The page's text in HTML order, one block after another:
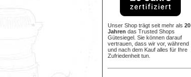
Unser Shop trägt seit mehr als 20
Jahren das Trusted Shops
Gütesiegel. Sie können darauf
vertrauen, dass wir vor, während
und nach dem Kauf alles für Ihre
Zufriedenheit tun.